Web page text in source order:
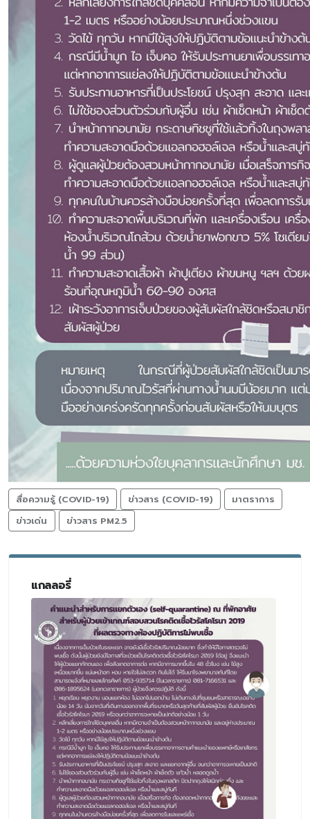
สื่อความรู้ (COVID-19) ข่าวสาร (COVID-19)
มาตราการ
ข่าวเด่น
ข่าวสาร PM2.5
แกลลอรี่